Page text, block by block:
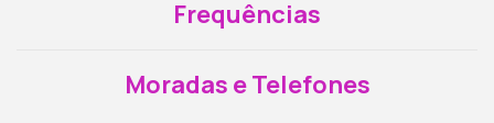
Frequências
Moradas e Telefones